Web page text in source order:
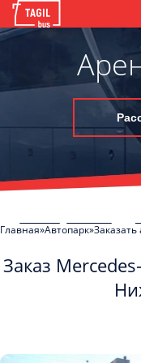
Главная Автопарк Заказать
Заказ